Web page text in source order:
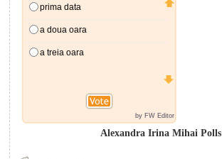
Alexandra Irina Mihai Polls